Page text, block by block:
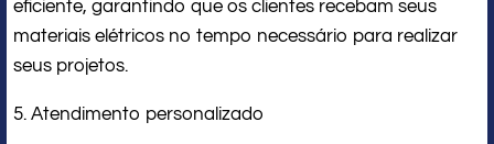
eficiente, garantindo que os clientes recebam seus
materiais elétricos no tempo necessário para realizar
seus projetos.
5. Atendimento personalizado